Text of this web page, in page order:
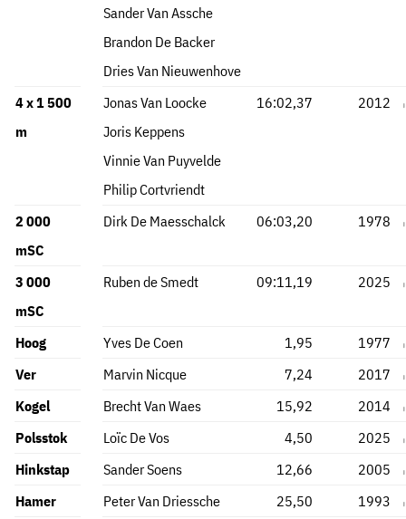
Sander Van Assche
Brandon De Backer
Dries Van Nieuwenhove
4 x 1 500
m
Jonas Van Loocke
Joris Keppens
Vinnie Van Puyvelde
Philip Cortvriendt
16:02,37 2012
2 000
mSC
Dirk De Maesschalck 06:03,20 1978
3 000
mSC
Ruben de Smedt 09:11,19 2025
Hoog Yves De Coen 1,95
1977
Ver
Marvin Nicque 7,24
2017
Kogel
Brecht Van Waes 15,92
2014
Polsstok
Loïc De Vos 4,50
2025
Hinkstap
Sander Soens 12,66
2005
Hamer
Peter Van Driessche 25,50
1993